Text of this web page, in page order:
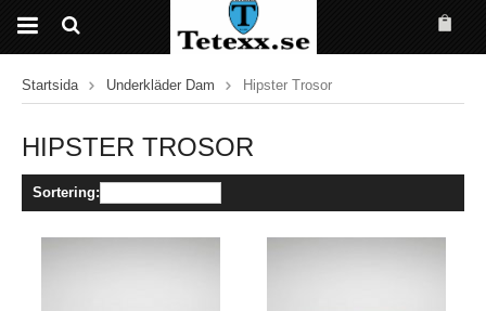
Startsida Underkläder Dam Hipster Trosor
HIPSTER TROSOR
Sortering: